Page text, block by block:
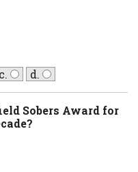
c. d.
Sobers Award for